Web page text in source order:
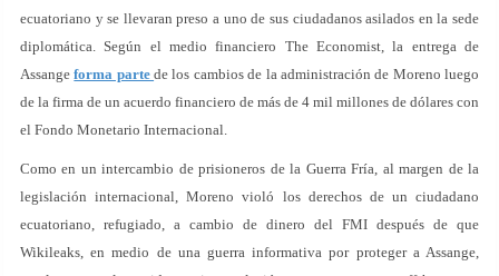
ecuatoriano y se llevaran preso a uno de sus ciudadanos asilados en la sede
diplomática. Según el medio financiero The Economist, la entrega de
Assangeforma partede los cambios de la administración de Moreno luego
de la firma de un acuerdo financiero de más de 4 mil millones de dólares con
el Fondo Monetario Internacional.
Como en un intercambio de prisioneros de la Guerra Fría, al margen de la
legislación internacional, Moreno violó los derechos de un ciudadano
ecuatoriano, refugiado, a cambio de dinero del FMI después de que
Wikileaks, en medio de una guerra informativa por proteger a Assange,